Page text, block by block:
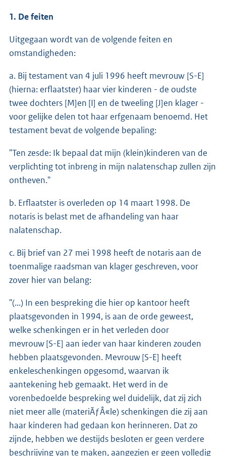
1. De feiten
Uitgegaan wordt van de volgende feiten en
omstandigheden:
a. Bij testament van 4 juli 1996 heeft mevrouw [S-E]
(hierna: erflaatster) haar vier kinderen - de oudste
twee dochters [M]en [I] en de tweeling [J]en klager -
voor gelijke delen tot haar erfgenaam benoemd. Het
testament bevat de volgende bepaling:
"Ten zesde: Ik bepaal dat mijn (klein)kinderen van de
verplichting tot inbreng in mijn nalatenschap zullen zijn
ontheven."
b. Erflaatster is overleden op 14 maart 1998. De
notaris is belast met de afhandeling van haar
nalatenschap.
c. Bij brief van 27 mei 1998 heeft de notaris aan de
toenmalige raadsman van klager geschreven, voor
zover hier van belang:
"(...) In een bespreking die hier op kantoor heeft
plaatsgevonden in 1994, is aan de orde geweest,
welke schenkingen er in het verleden door
mevrouw [S-E] aan ieder van haar kinderen zouden
hebben plaatsgevonden. Mevrouw [S-E] heeft
enkeleschenkingen opgesomd, waarvan ik
aantekening heb gemaakt. Het werd in de
vorenbedoelde bespreking wel duidelijk, dat zij zich
niet meer alle (materiÃƒÂ«le) schenkingen die zij aan
haar kinderen had gedaan kon herinneren. Dat zo
zijnde, hebben we destijds besloten er geen verdere
beschrijving van te maken, aangezien er geen volledig